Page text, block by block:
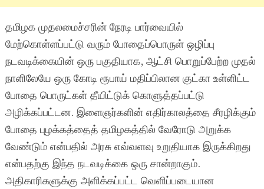
தமிழக முதலமைச்சரின் நேரடி பார்வையில்
மேற்கொள்ளப்பட்டு வரும் போதைப்பொருள் ஒழிப்பு
நடவடிக்கையின் ஒரு பகுதியாக, ஆட்சி பொறுப்பேற்ற முதல்
நாளிலேயே ஒரு கோடி ரூபாய் மதிப்பிலான குட்கா உள்ளிட்ட
போதை பொருட்கள் தீயிட்டுக் கொளுத்தப்பட்டு
அழிக்கப்பட்டன. இளைஞர்களின் எதிர்காலத்தை சீரழிக்கும்
போதை புழக்கத்தைத் தமிழகத்தில் வேரோடு அறுக்க
வேண்டும் என்பதில் அரசு எவ்வளவு உறுதியாக இருக்கிறது
என்பதற்கு இந்த நடவடிக்கை ஒரு சான்றாகும்.
அதிகாரிகளுக்கு அளிக்கப்பட்ட வெளிப்படையான